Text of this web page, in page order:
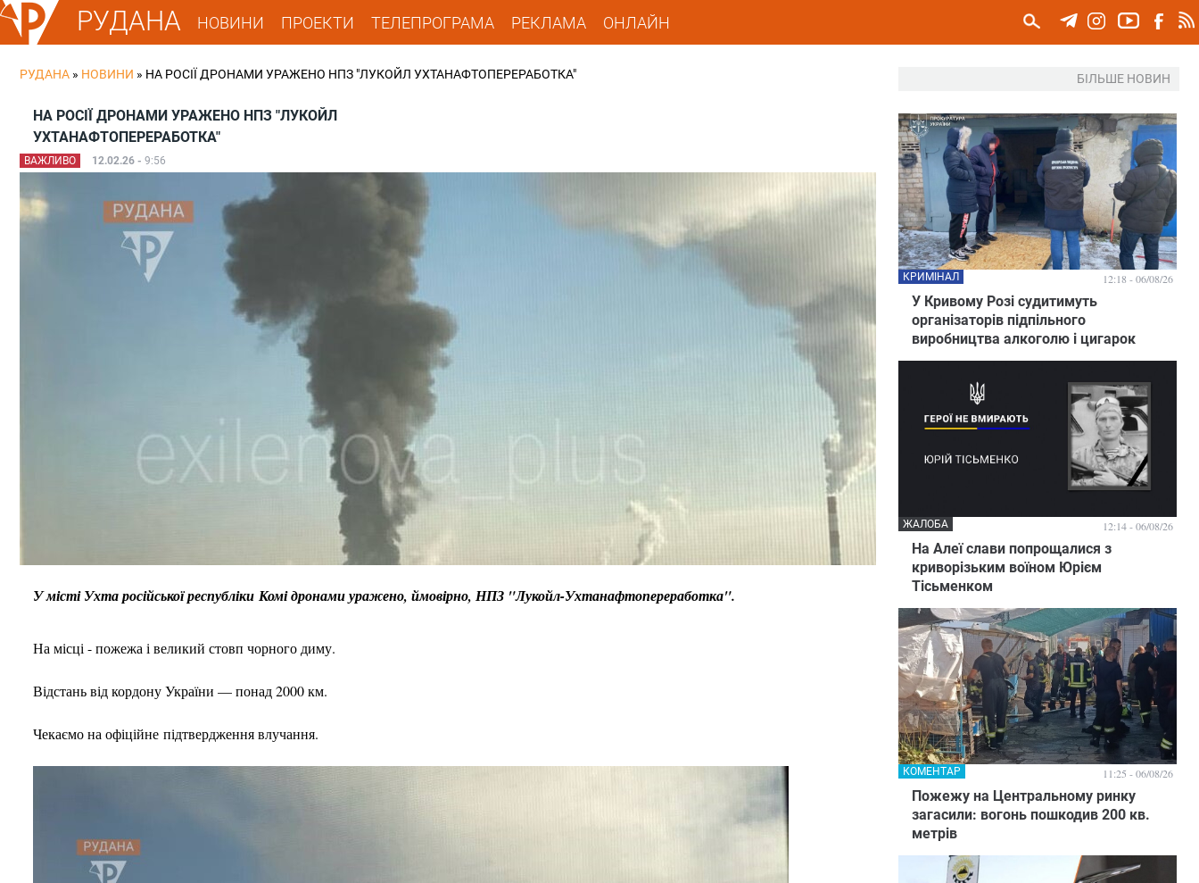
РУДАНА НОВИНИ ПРОЕКТИ ТЕЛЕПРОГРАМА РЕКЛАМА ОНЛАЙН
РУДАНА » НОВИНИ » НА РОСІЇ ДРОНАМИ УРАЖЕНО НПЗ "ЛУКОЙЛ УХТАНАФТОПЕРЕРАБОТКА"
НА РОСІЇ ДРОНАМИ УРАЖЕНО НПЗ "ЛУКОЙЛ
УХТАНАФТОПЕРЕРАБОТКА"
ВАЖЛИВО 12.02.26 - 9:56
У місті Ухта російської республіки Комі дронами уражено, ймовірно, НПЗ "Лукойл-Ухтанафтопереработка".
На місці - пожежа і великий стовп чорного диму.
Відстань від кордону України — понад 2000 км.
Чекаємо на офіційне підтвердження влучання.
БІЛЬШЕ НОВИН
У Кривому Розі судитимуть
організаторів підпільного
виробництва алкоголю і цигарок
КРИМІНАЛ 12:18 - 06/08/26
На Алеї слави попрощалися з
криворізьким воїном Юрієм
Тісьменком
ЖАЛОБА 12:14 - 06/08/26
Пожежу на Центральному ринку
загасили: вогонь пошкодив 200 кв.
метрів
КОМЕНТАР 11:25 - 06/08/26